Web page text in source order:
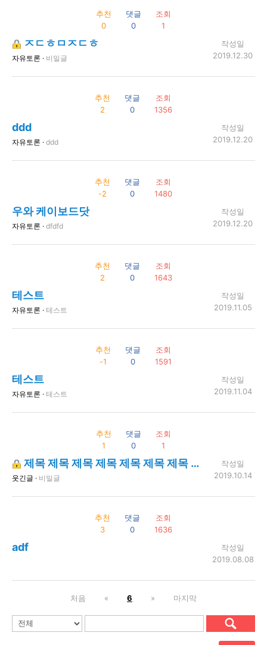
추천
0
댓글
0
조회
1
ㅈㄷㅎㅁㅈㄷㅎ
자유토론 · 비밀글
작성일
2019.12.30
추천
2
댓글
0
조회
1356
ddd
자유토론 · ddd
작성일
2019.12.20
추천
-2
댓글
0
조회
1480
우와 케이보드닷
자유토론 · dfdfd
작성일
2019.12.20
추천
2
댓글
0
조회
1643
테스트
자유토론 · 테스트
작성일
2019.11.05
추천
-1
댓글
0
조회
1591
테스트
자유토론 · 테스트
작성일
2019.11.04
추천
1
댓글
0
조회
1
제목 제목 제목 제목 제목 제목 제목 제목 제목 제목 제목 제목 제목 제목 제목 제목 제목 제목 제목 제목 제목 제목 제목
웃긴글 · 비밀글
작성일
2019.10.14
추천
3
댓글
0
조회
1636
adf
작성일
2019.08.08
처음 « 6 » 마지막